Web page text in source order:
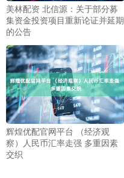
美林配资 北信源：关于部分募
集资金投资项目重新论证并延期
的公告
辉煌优配官网平台 （经济观
察）人民币汇率走强 多重因素
交织